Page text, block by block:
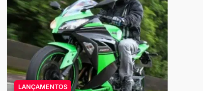
LANÇAMENTOS